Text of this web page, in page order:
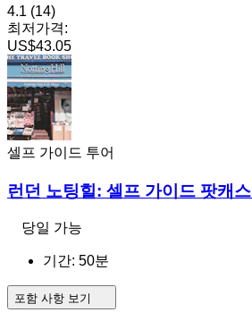
4.1 (14)
최저가격:
US$43.05
셀프 가이드 투어
런던 노팅힐: 셀프 가이드 팟캐
당일 가능
기간: 50분
포함 사항 보기